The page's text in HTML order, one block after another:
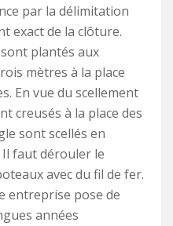
par la délimitation
exact de la clôture.
plantés aux
mètres à la place
En vue du scellement
creusés à la place des
sont scellés en
faut dérouler le
avec du fil de fer.
entreprise pose de
années